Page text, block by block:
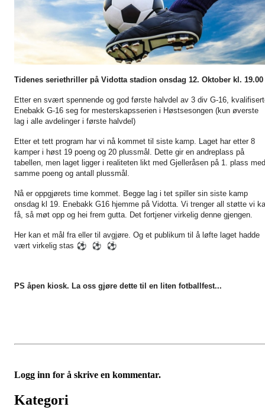
Tidenes seriethriller på Vidotta stadion onsdag 12. Oktober kl. 19.00
Etter en svært spennende og god første halvdel av 3 div G-16,
Enebakk G-16 seg for mesterskapsserien i Høstsesongen (kun øverste
lag i alle avdelinger i første halvdel)
Etter et tett program har vi nå kommet til siste kamp. Laget har etter 8
kamper i høst 19 poeng og 20 plussmål. Dette gir en andreplass på
tabellen, men laget ligger i realiteten likt med Gjelleråsen på 1. plass med
samme poeng og antall plussmål.
Nå er oppgjørets time kommet. Begge lag i tet spiller sin siste kamp
onsdag kl 19. Enebakk G16 hjemme på Vidotta. Vi trenger all støtte vi
få, så møt opp og hei frem gutta. Det fortjener virkelig denne gjengen.
Her kan et mål fra eller til avgjøre. Og et publikum til å løfte laget hadde
vært virkelig stas
PS åpen kiosk. La oss gjøre dette til en liten fotballfest...
Logg inn for å skrive en kommentar.
Kategori